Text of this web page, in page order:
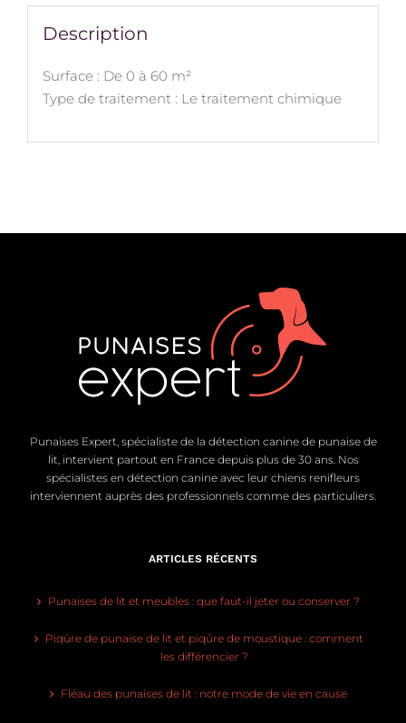
Description
Surface : De 0 à 60 m²
Type de traitement : Le traitement chimique
Punaises Expert, spécialiste de la détection canine de punaise de
lit, intervient partout en France depuis plus de 30 ans. Nos
spécialistes en détection canine avec leur chiens renifleurs
interviennent auprès des professionnels comme des particuliers.
ARTICLES RÉCENTS
Punaises de lit et meubles : que faut-il jeter ou conserver ?
Piqûre de punaise de lit et piqûre de moustique : comment
les différencier ?
Fléau des punaises de lit : notre mode de vie en cause